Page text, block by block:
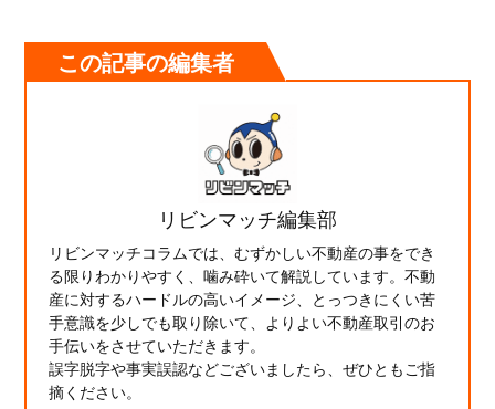
この記事の編集者
リビンマッチ編集部
リビンマッチコラムでは、むずかしい不動産の事をでき
る限りわかりやすく、噛み砕いて解説しています。不動
産に対するハードルの高いイメージ、とっつきにくい苦
手意識を少しでも取り除いて、よりよい不動産取引のお
手伝いをさせていただきます。
誤字脱字や事実誤認などございましたら、ぜひともご指
摘ください。